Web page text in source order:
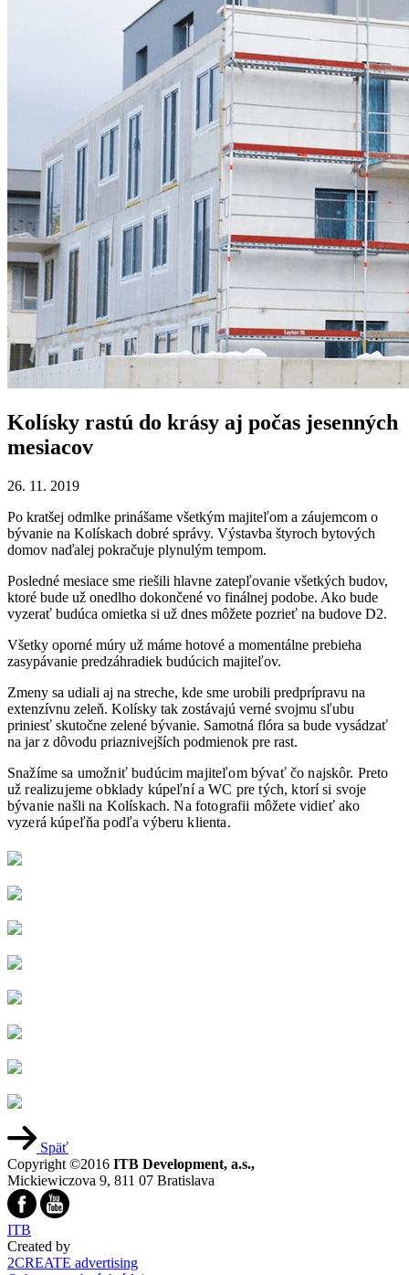
Kolísky rastú do krásy aj počas jesenných
mesiacov
26. 11. 2019
Po kratšej odmlke prinášame všetkým majiteľom a záujemcom o
bývanie na Kolískach dobré správy. Výstavba štyroch bytových
domov naďalej pokračuje plynulým tempom.
Posledné mesiace sme riešili hlavne zatepľovanie všetkých budov,
ktoré bude už onedlho dokončené vo finálnej podobe. Ako bude
vyzerať budúca omietka si už dnes môžete pozrieť na budove D2.
Všetky oporné múry už máme hotové a momentálne prebieha
zasypávanie predzáhradiek budúcich majiteľov.
Zmeny sa udiali aj na streche, kde sme urobili predprípravu na
extenzívnu zeleň. Kolísky tak zostávajú verné svojmu sľubu
priniesť skutočne zelené bývanie. Samotná flóra sa bude vysádzať
na jar z dôvodu priaznivejších podmienok pre rast.
Snažíme sa umožniť budúcim majiteľom bývať čo najskôr. Preto
už realizujeme obklady kúpeľní a WC pre tých, ktorí si svoje
bývanie našli na Kolískach. Na fotografii môžete vidieť ako
vyzerá kúpeľňa podľa výberu klienta.
Späť
Copyright ©2016 ITB Development, a.s.,
Mickiewiczova 9, 811 07 Bratislava
ITB
Created by
2CREATE advertising